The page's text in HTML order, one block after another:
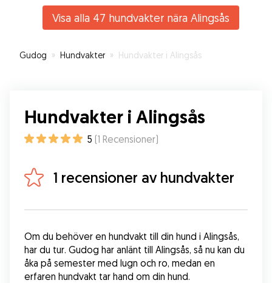
Visa alla 47 hundvakter nära Alingsås
Gudog » Hundvakter » Hundvakter i Alingsås
Hundvakter i Alingsås
5 (1 Recensioner)
1 recensioner av hundvakter
Om du behöver en hundvakt till din hund i Alingsås,
har du tur. Gudog har anlänt till Alingsås, så nu kan du
åka på semester med lugn och ro, medan en
erfaren hundvakt tar hand om din hund.